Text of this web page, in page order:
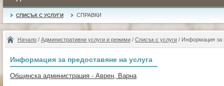
СПИСЪК С УСЛУГИ СПРАВКИ
Начало / Административни услуги и режими / Списък с услуги / Информация за
Информация за предоставяне на услуга
Общинска администрация - Аврен, Варна